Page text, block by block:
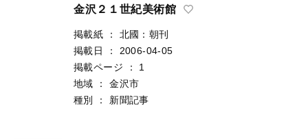
金沢２１世紀美術館
掲載紙 ：
北國：朝刊
掲載日
：
2006-04-05
掲載ページ
：
1
地域
：
金沢市
種別
： 新聞記事